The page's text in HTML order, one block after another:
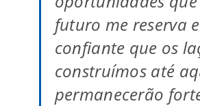
futuro me reserva e
confiante que os
construímos até
permanecerão